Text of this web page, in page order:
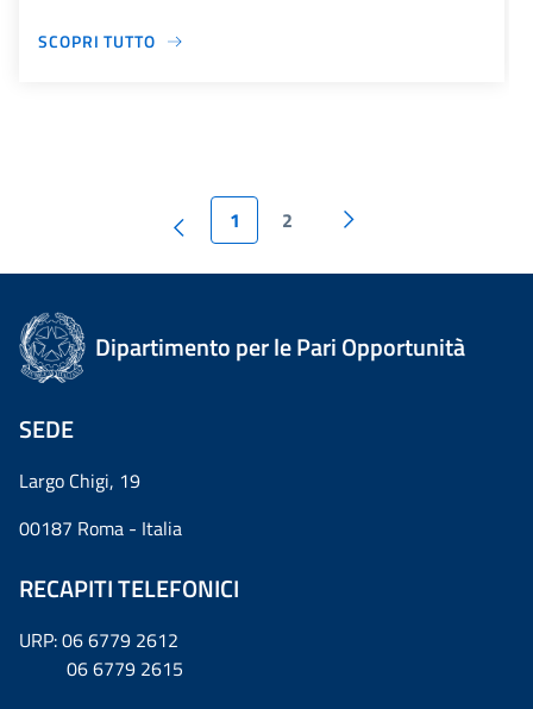
SCOPRI TUTTO
1 2
Dipartimento per le Pari Opportunità
SEDE
Largo Chigi, 19
00187 Roma - Italia
RECAPITI TELEFONICI
URP: 06 6779 2612
06 6779 2615